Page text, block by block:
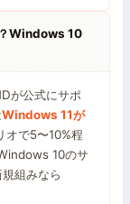
Windows 10
が公式にサポ
Windows 11が
オで5〜10%程
10のサ
組みなら